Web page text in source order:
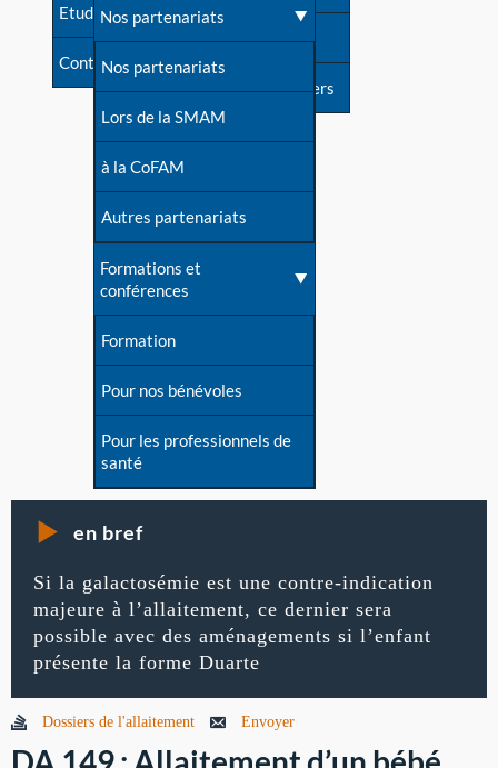
Une question sur le site
Etudes récentes
Contact
Forum
S'inscrire à nos newsletters
Nos partenariats
Nos partenariats
Lors de la SMAM
à la CoFAM
Autres partenariats
Formations et
conférences
Formation
Pour nos bénévoles
Pour les professionnels de
santé
en bref
Si la galactosémie est une contre-indication
majeure à l’allaitement, ce dernier sera
possible avec des aménagements si l’enfant
présente la forme Duarte
Dossiers de l'allaitement Envoyer